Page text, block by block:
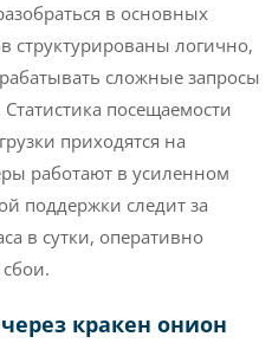
в основных
структурированы логично,
сложные запросы
посещаемости
приходятся на
работают в усиленном
поддержки следит за
в сутки, оперативно
кракен онион